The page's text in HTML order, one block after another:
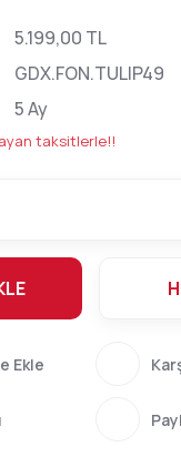
5.199,00 TL
GDX.FON.TULIP49
5 Ay
taksitlerle!!